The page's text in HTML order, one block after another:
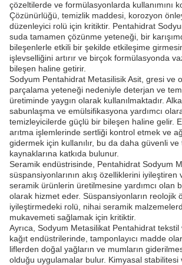
çözeltilerde ve formülasyonlarda kullanımını
Çözünürlüğü, temizlik maddesi, korozyon
düzenleyici rolü için kritiktir. Pentahidrat
suda tamamen çözünme yeteneği, bir
bileşenlerle etkili bir şekilde etkileşime
işlevselliğini artırır ve birçok formülasyonda
bileşen haline getirir.
Sodyum Pentahidrat Metasilisik Asit, gresi ve
parçalama yeteneği nedeniyle deterjan ve
üretiminde yaygın olarak kullanılmaktadır.
sabunlaşma ve emülsifikasyona yardımcı
temizleyicilerde güçlü bir bileşen haline gelir.
arıtma işlemlerinde sertliği kontrol etmek ve
gidermek için kullanılır, bu da daha güvenli ve
kaynaklarına katkıda bulunur.
Seramik endüstrisinde, Pentahidrat Sodyum
süspansiyonlarının akış özelliklerini iyileştiren
seramik ürünlerin üretilmesine yardımcı olan
olarak hizmet eder. Süspansiyonların reolojik
iyileştirmedeki rolü, nihai seramik
mukavemeti sağlamak için kritiktir.
Ayrıca, Sodyum Metasilikat Pentahidrat tekstil
kağıt endüstrilerinde, tamponlayıcı madde
liflerden doğal yağların ve mumların
olduğu uygulamalar bulur. Kimyasal stabilitesi